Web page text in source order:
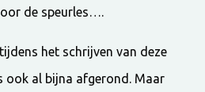
de speurles….
het schrijven van deze
ook al bijna afgerond. Maar